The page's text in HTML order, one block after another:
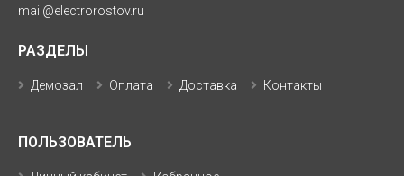
mail@electrorostov.ru
РАЗДЕЛЫ
Демозал Оплата Доставка Контакты
ПОЛЬЗОВАТЕЛЬ